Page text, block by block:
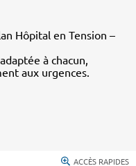
Hôpital en Tension –
à chacun,
aux urgences.
ACCÈS RAPIDES